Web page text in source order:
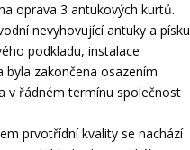
oprava 3 antukových kurtů.
nevyhovující antuky a písku
podkladu, instalace
byla zakončena osazením
v řádném termínu společnost
prvotřídní kvality se nachází